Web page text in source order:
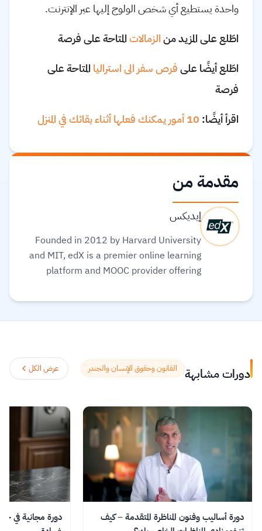
واحدة يستطيع أي شخص الولوج إليها عبر الإنترنت.
اطّلع على المزيد منالزمالاتالمتاحة على فرصة
اطّلع أيضًا علىفرص سفر الى استراليا المتاحة على
فرصة
اقرأ أيضًا: 10 أمور يمكنك فعلها أثناء بقائك في المنزل
مقدمة من
إيديكس
Founded in 2012 by Harvard University
and MIT, edX is a premier online learning
platform and MOOC provider offering
certificates, and degrees from top-tier
million learners to acquire in-demand
skills in fields like computer science, AI,
courses for free or pay for verified
certificates to boost their professional
careers. اقرأ المزيد.
دورات مشابهة القانون وحقوق الإنسان والجندر عرض الكل
دورة أساليب وفنون المناظرة المتقدمة – كيف